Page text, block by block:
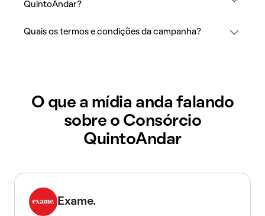
QuintoAndar?
Quais os termos e condições da campanha?
O que a mídia anda falando
sobre o Consórcio
QuintoAndar
Exame.